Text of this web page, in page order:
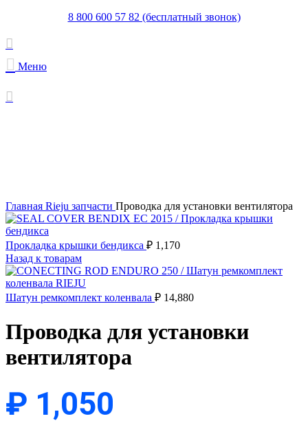
8 800 600 57 82 (бесплатный звонок)
Меню
Главная Rieju запчасти Проводка для установки вентилятора
Прокладка крышки бендикса ₽ 1,170
Назад к товарам
Шатун ремкомплект коленвала ₽ 14,880
Проводка для установки
вентилятора
₽ 1,050